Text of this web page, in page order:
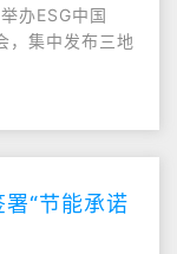
办ESG中国
，集中发布三地
“节能承诺